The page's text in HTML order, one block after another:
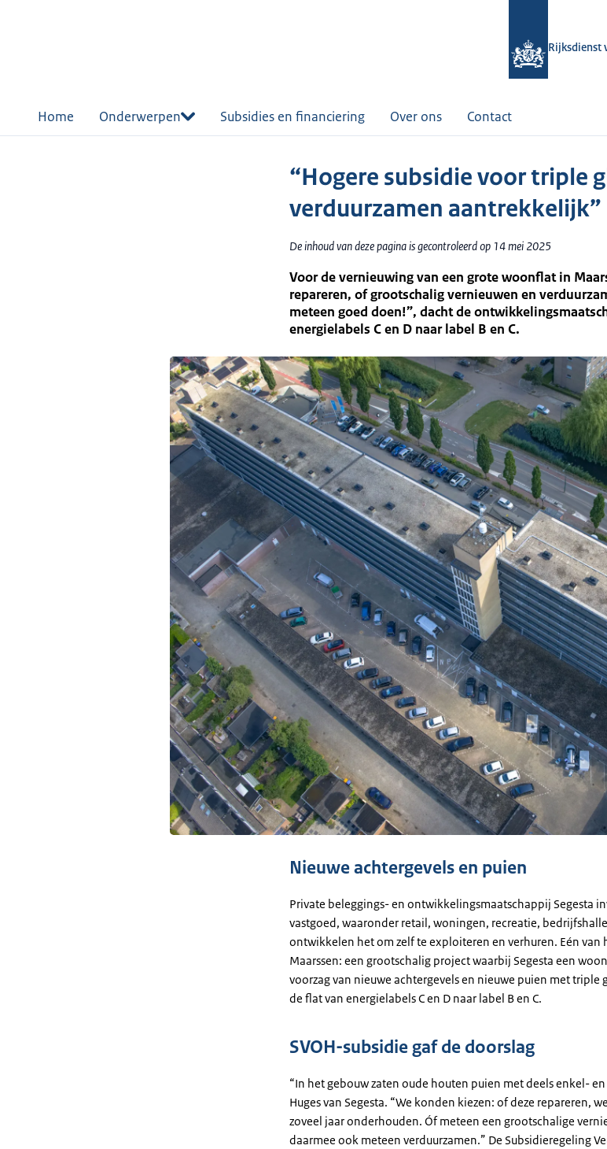
Rijksdienst
Home Onderwerpen Subsidies en financiering Over ons Contact
“Hogere subsidie voor triple
verduurzamen aantrekkelijk”
De inhoud van deze pagina is gecontroleerd op 14 mei 2025
Voor de vernieuwing van een grote woonflat in
repareren, of grootschalig vernieuwen en
meteen goed doen!”, dacht de
energielabels C en D naar label B en C.
Nieuwe achtergevels en puien
Private beleggings- en ontwikkelingsmaatschappij Segesta
vastgoed, waaronder retail, woningen, recreatie,
ontwikkelen het om zelf te exploiteren en verhuren. Eén van
Maarssen: een grootschalig project waarbij Segesta een
voorzag van nieuwe achtergevels en nieuwe puien met triple
de flat van energielabels C en D naar label B en C.
SVOH-subsidie gaf de doorslag
“In het gebouw zaten oude houten puien met deels enkel-
Huges van Segesta. “We konden kiezen: of deze repareren,
zoveel jaar onderhouden. Óf meteen een grootschalige
daarmee ook meteen verduurzamen.” De Subsidieregeling